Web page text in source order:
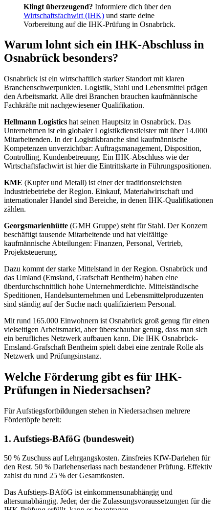
Klingt überzeugend? Informiere dich über den
Wirtschaftsfachwirt (IHK) und starte deine
Vorbereitung auf die IHK-Prüfung in Osnabrück.
Warum lohnt sich ein IHK-Abschluss in
Osnabrück besonders?
Osnabrück ist ein wirtschaftlich starker Standort mit klaren
Branchenschwerpunkten. Logistik, Stahl und Lebensmittel prägen
den Arbeitsmarkt. Alle drei Branchen brauchen kaufmännische
Fachkräfte mit nachgewiesener Qualifikation.
Hellmann Logistics hat seinen Hauptsitz in Osnabrück. Das
Unternehmen ist ein globaler Logistikdienstleister mit über 14.000
Mitarbeitenden. In der Logistikbranche sind kaufmännische
Kompetenzen unverzichtbar: Auftragsmanagement, Disposition,
Controlling, Kundenbetreuung. Ein IHK-Abschluss wie der
Wirtschaftsfachwirt ist hier die Eintrittskarte in Führungspositionen.
KME (Kupfer und Metall) ist einer der traditionsreichsten
Industriebetriebe der Region. Einkauf, Materialwirtschaft und
internationaler Handel sind Bereiche, in denen IHK-Qualifikationen
zählen.
Georgsmarienhütte (GMH Gruppe) steht für Stahl. Der Konzern
beschäftigt tausende Mitarbeitende und hat vielfältige
kaufmännische Abteilungen: Finanzen, Personal, Vertrieb,
Projektsteuerung.
Dazu kommt der starke Mittelstand in der Region. Osnabrück und
das Umland (Emsland, Grafschaft Bentheim) haben eine
überdurchschnittlich hohe Unternehmerdichte. Mittelständische
Speditionen, Handelsunternehmen und Lebensmittelproduzenten
sind ständig auf der Suche nach qualifiziertem Personal.
Mit rund 165.000 Einwohnern ist Osnabrück groß genug für einen
vielseitigen Arbeitsmarkt, aber überschaubar genug, dass man sich
ein berufliches Netzwerk aufbauen kann. Die IHK Osnabrück-
Emsland-Grafschaft Bentheim spielt dabei eine zentrale Rolle als
Netzwerk und Prüfungsinstanz.
Welche Förderung gibt es für IHK-
Prüfungen in Niedersachsen?
Für Aufstiegsfortbildungen stehen in Niedersachsen mehrere
Fördertöpfe bereit:
1. Aufstiegs-BAföG (bundesweit)
50 % Zuschuss auf Lehrgangskosten. Zinsfreies KfW-Darlehen für
den Rest. 50 % Darlehenserlass nach bestandener Prüfung. Effektiv
zahlst du rund 25 % der Gesamtkosten.
Das Aufstiegs-BAföG ist einkommensunabhängig und
altersunabhängig. Jeder, der die Zulassungsvoraussetzungen für die